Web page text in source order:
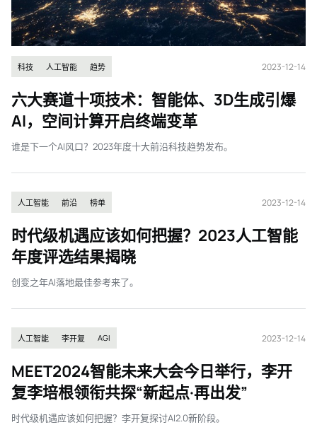
科技 人工智能 趋势 2023-12-14
六大赛道十项技术：智能体、3D生成引爆
AI，空间计算开启终端变革
谁是下一个AI风口？2023年度十大前沿科技趋势发布。
人工智能 前沿 榜单 2023-12-14
时代级机遇应该如何把握？2023人工智能
年度评选结果揭晓
创变之年AI落地最佳参考来了。
人工智能 李开复 AGI 2023-12-14
MEET2024智能未来大会今日举行，李开
复李培根领衔共探“新起点·再出发”
时代级机遇应该如何把握？李开复探讨AI2.0新阶段。